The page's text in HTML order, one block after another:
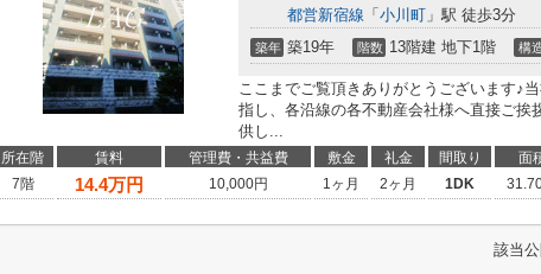
都営新宿線 「 小川町 」駅 徒歩3分
築年 築19年 階数 13階建 地下1階 構
ここまでご覧頂きありがとうございます♪
指し、各沿線の各不動産会社様へ直接ご挨
供し...
所在階 賃料 管理費・共益費 敷金 礼金 間取り 面
7階
14.4万円 10,000円 1ヶ月 2ヶ月 1DK
該当